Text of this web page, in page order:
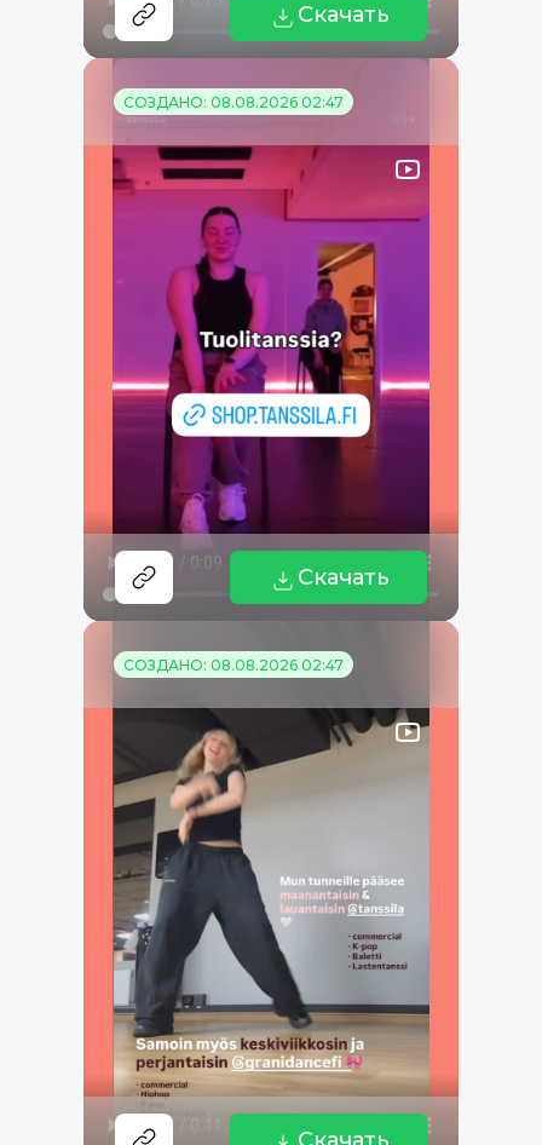
Скачать
СОЗДАНО: 08.08.2026 02:47
Скачать
СОЗДАНО: 08.08.2026 02:47